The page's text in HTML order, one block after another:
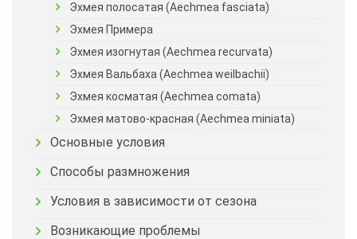
Эхмея полосатая (Aechmea fasciata)
Эхмея Примера
Эхмея изогнутая (Aechmea recurvata)
Эхмея Вальбаха (Aechmea weilbachii)
Эхмея косматая (Aechmea comata)
Эхмея матово-красная (Aechmea miniata)
Основные условия
Способы размножения
Условия в зависимости от сезона
Возникающие проблемы